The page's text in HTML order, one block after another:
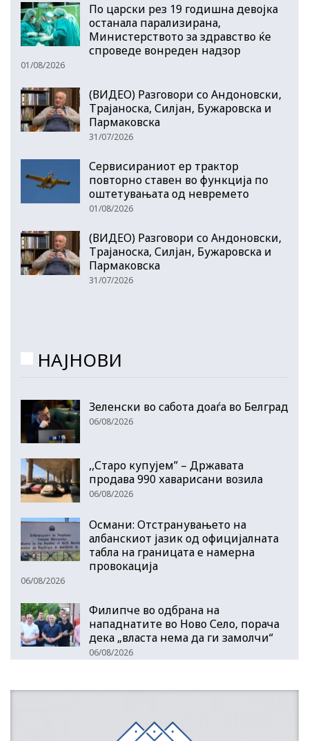
По царски рез 19 годишна девојка
останала парализирана,
Министерството за здравство ќе
спроведе вонреден надзор
01/08/2026
(ВИДЕО) Разговори со Андоновски,
Трајаноска, Силјан, Бужаровска и
Пармаковска
31/07/2026
Сервисираниот ер трактор
повторно ставен во функција по
оштетувањата од невремето
01/08/2026
(ВИДЕО) Разговори со Андоновски,
Трајаноска, Силјан, Бужаровска и
Пармаковска
31/07/2026
НАЈНОВИ
Зеленски во сабота доаѓа во Белград
06/08/2026
,,Старо купујем” – Државата
продава 990 хаварисани возила
06/08/2026
Османи: Отстранувањето на
албанскиот јазик од официјалната
табла на границата е намерна
провокација
06/08/2026
Филипче во одбрана на
нападнатите во Ново Село, порача
дека „власта нема да ги замолчи“
06/08/2026